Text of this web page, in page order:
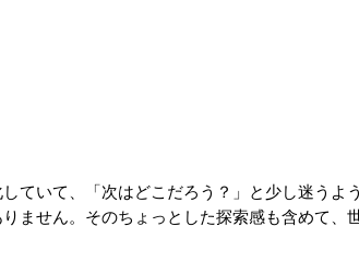
ていて、「次はどこだろう？」と少し迷うよ
ません。そのちょっとした探索感も含めて、